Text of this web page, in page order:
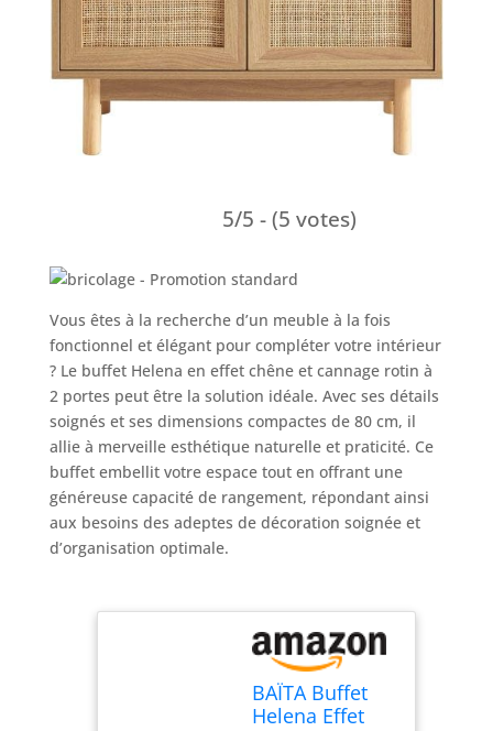
5/5 - (5 votes)
Vous êtes à la recherche d’un meuble à la fois
fonctionnel et élégant pour compléter votre intérieur
? Le buffet Helena en effet chêne et cannage rotin à
2 portes peut être la solution idéale. Avec ses détails
soignés et ses dimensions compactes de 80 cm, il
allie à merveille esthétique naturelle et praticité. Ce
buffet embellit votre espace tout en offrant une
généreuse capacité de rangement, répondant ainsi
aux besoins des adeptes de décoration soignée et
d’organisation optimale.
BAÏTA Buffet
Helena Effet